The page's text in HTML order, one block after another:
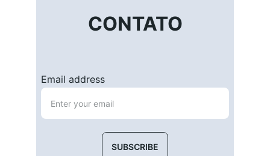
CONTATO
Email address
SUBSCRIBE